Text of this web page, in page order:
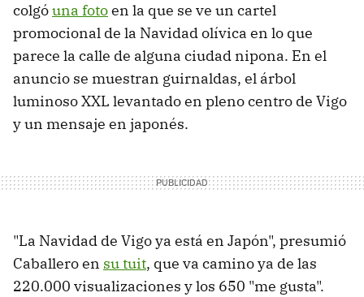
colgóuna fotoen la que se ve un cartel
promocional de la Navidad olívica en lo que
parece la calle de alguna ciudad nipona. En el
anuncio se muestran guirnaldas, el árbol
luminoso XXL levantado en pleno centro de Vigo
y un mensaje en japonés.
"La Navidad de Vigo ya está en Japón", presumió
Caballero en su tuit, que va camino ya de las
220.000 visualizaciones y los 650 "me gusta".